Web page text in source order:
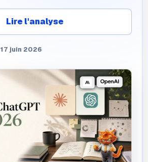
Lire l'analyse
17 juin 2026